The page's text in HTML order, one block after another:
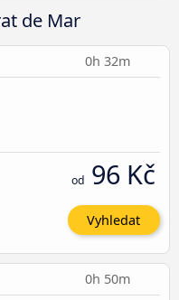
de Mar
0h 32m
od 96 Kč
Vyhledat
0h 50m